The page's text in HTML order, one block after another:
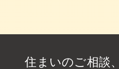
住まいのご相談